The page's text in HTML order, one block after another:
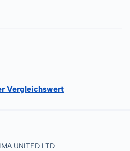
Vergleichswert
UNITED LTD